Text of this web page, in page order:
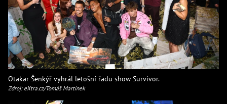
Otakar Šenkýř vyhrál letošní řadu show Survivor.
Zdroj: eXtra.cz/Tomáš Martínek